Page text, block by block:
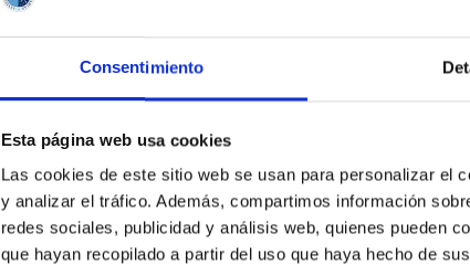
Consentimiento
Esta página web usa cookies
Las cookies de este sitio web se usan para personalizar el
y analizar el tráfico. Además, compartimos información
redes sociales, publicidad y análisis web, quienes pueden
que hayan recopilado a partir del uso que haya hecho de
INFORMACIÓN INSTITUCIONAL